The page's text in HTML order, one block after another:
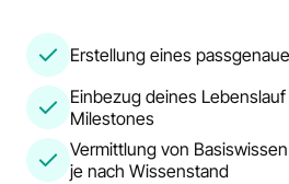
Erstellung eines
Einbezug deines
Milestones
Vermittlung von
je nach Wissenstand